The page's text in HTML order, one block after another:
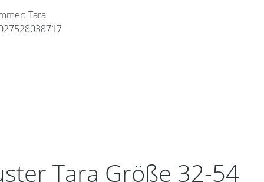
Tara
Tara Größe 32-54